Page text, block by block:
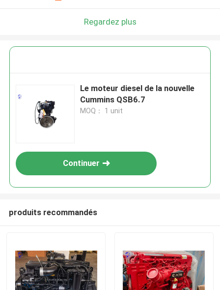
Regardez plus
Le moteur diesel de la nouvelle
Cummins QSB6.7
MOQ： 1 unit
Continuer
produits recommandés